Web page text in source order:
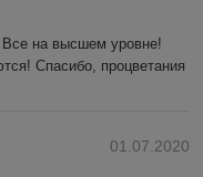
на высшем уровне!
Спасибо, процветания
01.07.2020